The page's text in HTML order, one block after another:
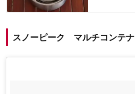
スノーピーク マルチコンテナ